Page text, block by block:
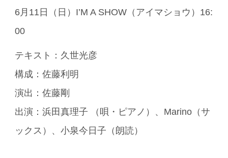
6月11日（日）I’M A SHOW（アイマショウ）16:
00
テキスト：久世光彦
構成：佐藤利明
演出：佐藤剛
出演：浜田真理子 （唄・ピアノ）、Marino（サ
ックス）、小泉今日子（朗読）